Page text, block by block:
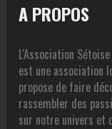
A PROPOS
L'Association
est une association
propose de faire
rassembler des
sur notre univers et